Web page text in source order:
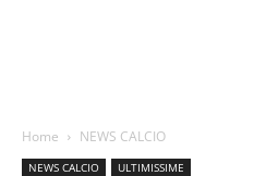
Home NEWS CALCIO
NEWS CALCIO ULTIMISSIME